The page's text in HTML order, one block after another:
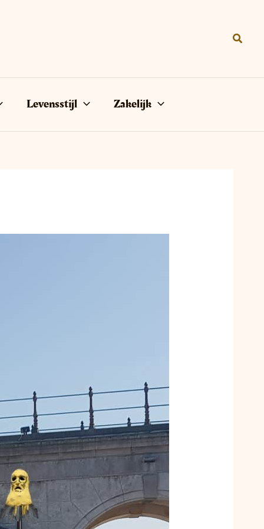
Levensstijl Zakelijk